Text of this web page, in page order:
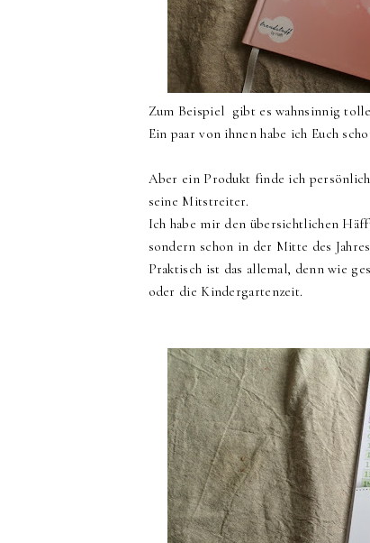
Zum Beispiel gibt es wahnsinnig
Ein paar von ihnen habe ich Euch
Aber ein Produkt finde ich
seine Mitstreiter.
Ich habe mir den übersichtlichen
sondern schon in der Mitte des
Praktisch ist das allemal, denn wie
oder die Kindergartenzeit.